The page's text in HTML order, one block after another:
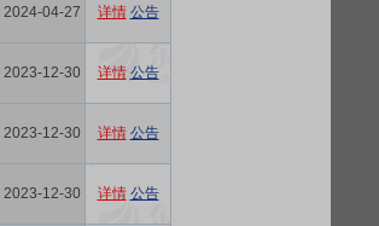
2024-04-27 详情 公告
2023-12-30 详情 公告
2023-12-30 详情 公告
2023-12-30 详情 公告